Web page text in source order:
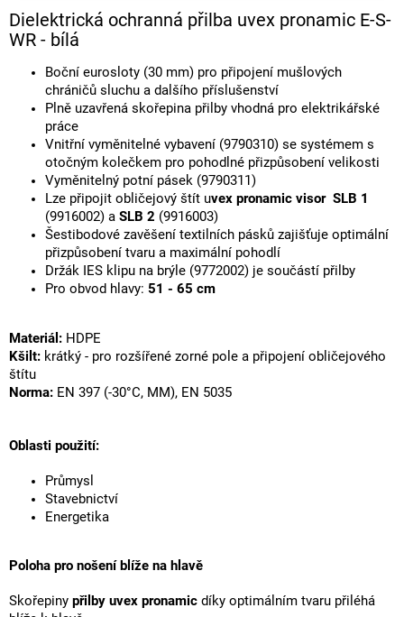
Dielektrická ochranná přilba uvex pronamic E-S-
WR - bílá
Boční eurosloty (30 mm) pro připojení mušlových
chráničů sluchu a dalšího příslušenství
Plně uzavřená skořepina přilby vhodná pro elektrikářské
práce
Vnitřní vyměnitelné vybavení (9790310) se systémem s
otočným kolečkem pro pohodlné přizpůsobení velikosti
Vyměnitelný potní pásek (9790311)
Lze připojit obličejový štít uvex pronamic visor SLB 1
(9916002) a SLB 2 (9916003)
Šestibodové zavěšení textilních pásků zajišťuje optimální
přizpůsobení tvaru a maximální pohodlí
Držák IES klipu na brýle (9772002) je součástí přilby
Pro obvod hlavy: 51 - 65 cm
Materiál: HDPE
Kšilt: krátký - pro rozšířené zorné pole a připojení obličejového
štítu
Norma: EN 397 (-30°C, MM), EN 5035
Oblasti použití:
Průmysl
Stavebnictví
Energetika
Poloha pro nošení blíže na hlavě
Skořepiny přilby uvex pronamic díky optimálním tvaru přiléhá